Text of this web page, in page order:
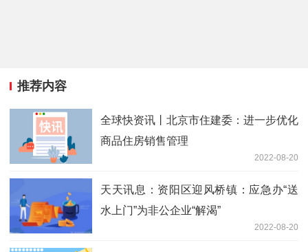
推荐内容
全球快资讯丨北京市住建委：进一步优化
商品住房销售管理
2022-08-20
天天讯息：资阳区迎风桥镇：应急办“送
水上门”为非公企业“解渴”
2022-08-20